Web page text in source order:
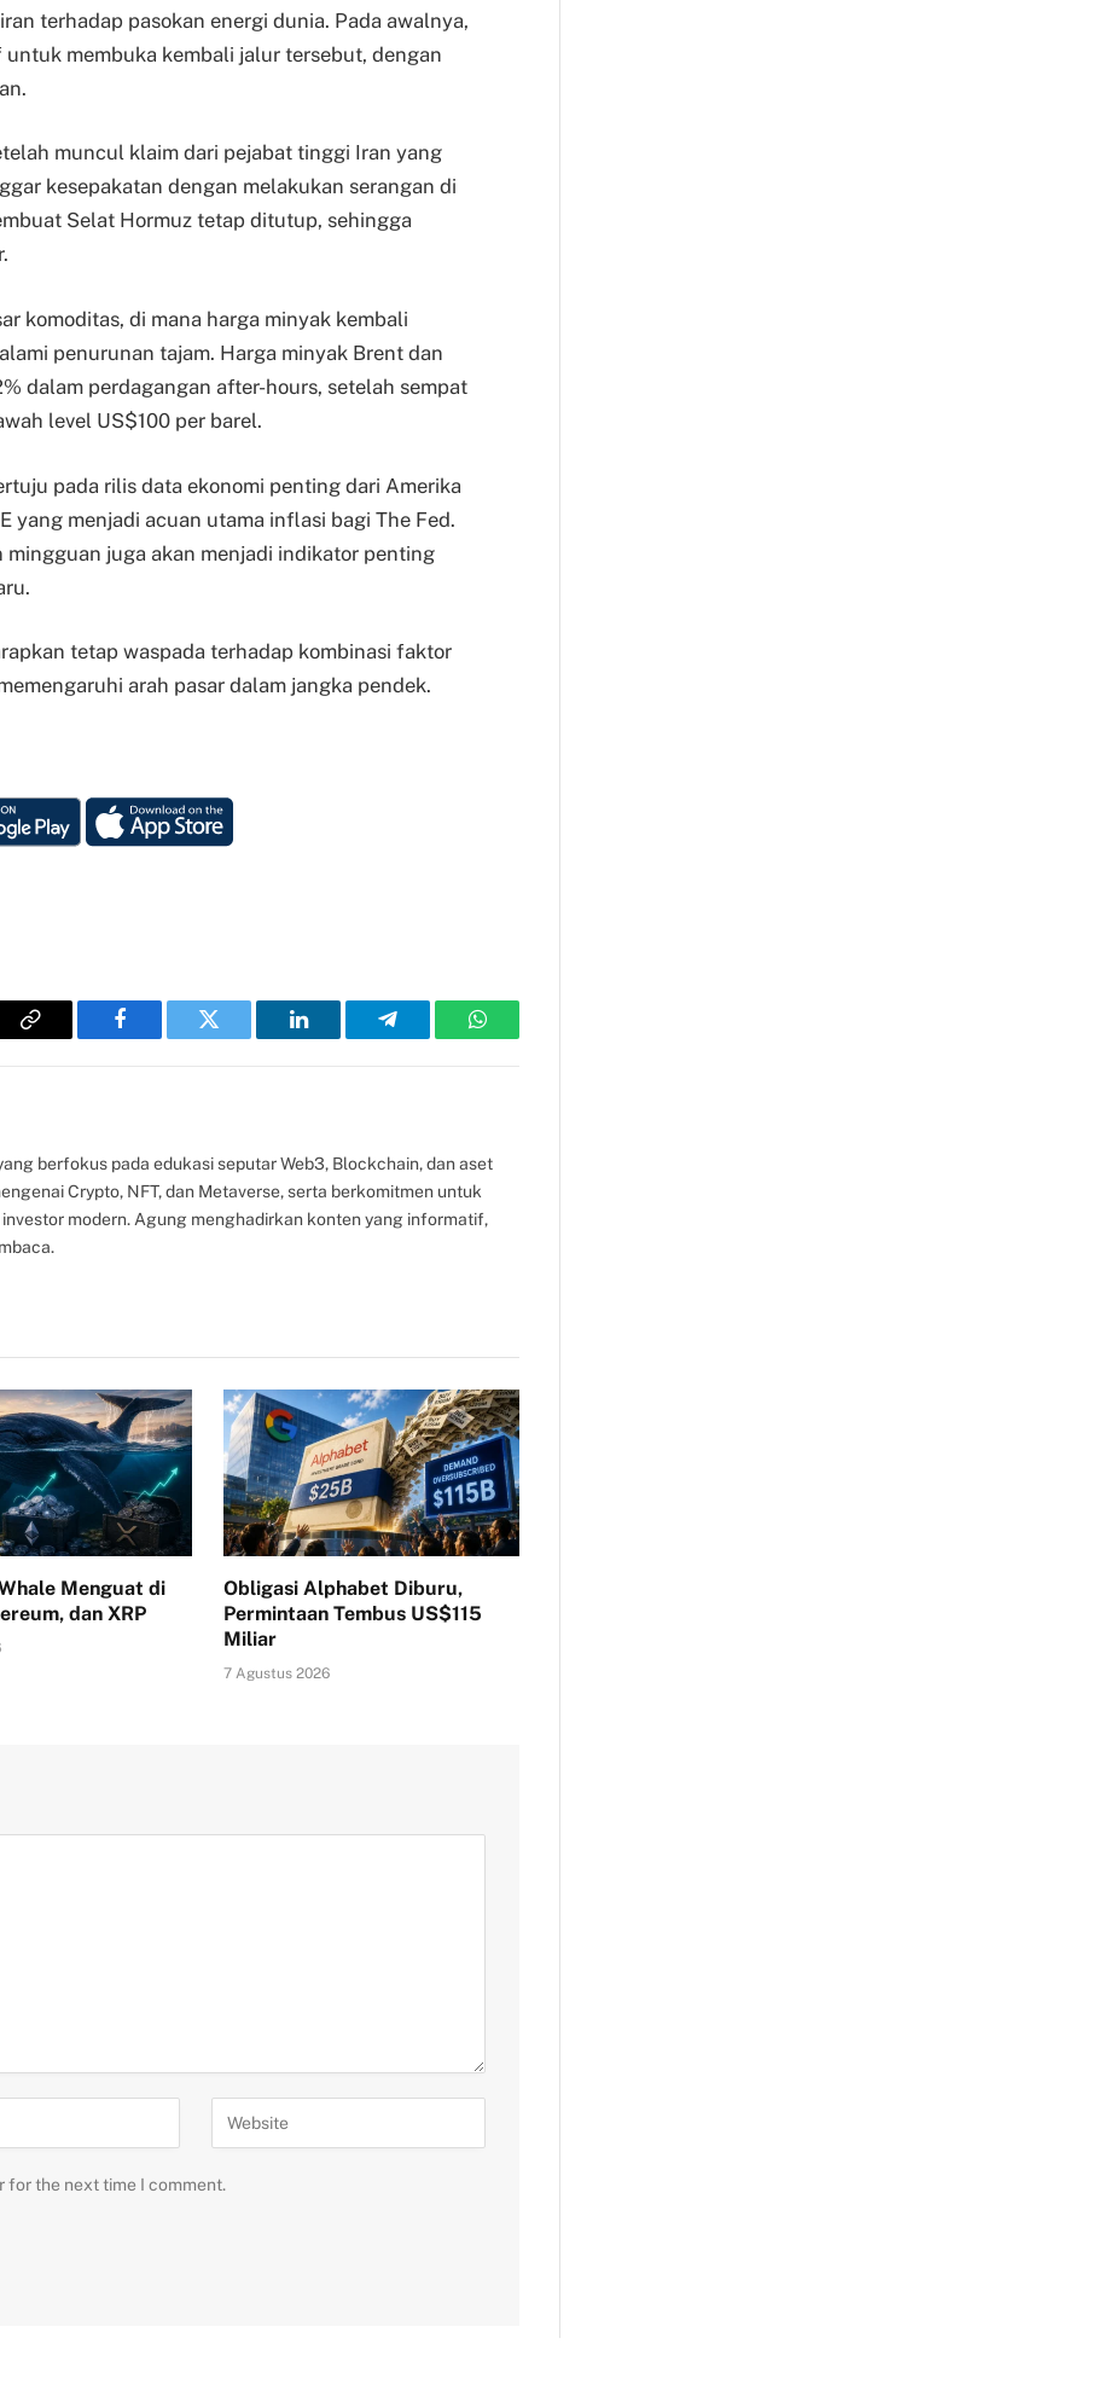
terhadap pasokan energi dunia. Pada awalnya,
membuka kembali jalur tersebut, dengan
muncul klaim dari pejabat tinggi Iran yang
kesepakatan dengan melakukan serangan di
Selat Hormuz tetap ditutup, sehingga
komoditas, di mana harga minyak kembali
penurunan tajam. Harga minyak Brent dan
dalam perdagangan after-hours, setelah sempat
level US$100 per barel.
pada rilis data ekonomi penting dari Amerika
yang menjadi acuan utama inflasi bagi The Fed.
juga akan menjadi indikator penting
tetap waspada terhadap kombinasi faktor
arah pasar dalam jangka pendek.
Copy
Facebook Twitter LinkedIn Telegram WhatsApp
berfokus pada edukasi seputar Web3, Blockchain, dan aset
Crypto, NFT, dan Metaverse, serta berkomitmen untuk
modern. Agung menghadirkan konten yang informatif,
Menguat di
dan XRP
Obligasi Alphabet Diburu,
Permintaan Tembus US$115
Miliar
7 Agustus 2026
for the next time I comment.